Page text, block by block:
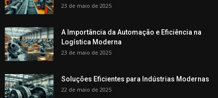
23 de maio de 2025
A Importância da Automação e Eficiência na
Logística Moderna
23 de maio de 2025
Soluções Eficientes para Indústrias Modernas
22 de maio de 2025